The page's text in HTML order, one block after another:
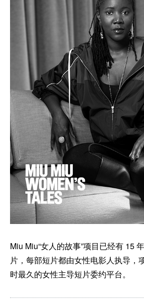
Miu Miu“女人的故事”项目已经有 15
片，每部短片都由女性电影人执导，
时最久的女性主导短片委约平台。